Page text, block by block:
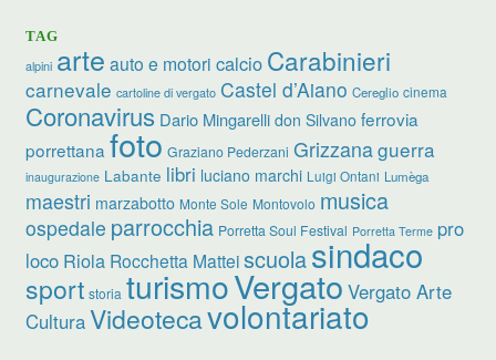
TAG
alpini arte auto e motori calcio Carabinieri
carnevale cartoline di vergato Castel d’Aiano Cereglio cinema
Coronavirus Dario Mingarelli don Silvano ferrovia
porrettana foto Graziano Pederzani Grizzanaguerra
inaugurazione Labante libri luciano marchi Luigi Ontani Lumèga
maestri marzabotto Monte Sole Montovolo musica
ospedale parrocchia Porretta Soul Festival Porretta Terme pro
loco Riola Rocchetta Matteiscuolasindaco
sport storia turismoVergato Vergato Arte
CulturaVideotecavolontariato